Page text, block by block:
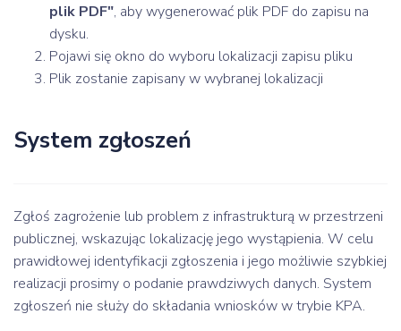
plik PDF", aby wygenerować plik PDF do zapisu na
dysku.
Pojawi się okno do wyboru lokalizacji zapisu pliku
Plik zostanie zapisany w wybranej lokalizacji
System zgłoszeń
Zgłoś zagrożenie lub problem z infrastrukturą w przestrzeni
publicznej, wskazując lokalizację jego wystąpienia. W celu
prawidłowej identyfikacji zgłoszenia i jego możliwie szybkiej
realizacji prosimy o podanie prawdziwych danych. System
zgłoszeń nie służy do składania wniosków w trybie KPA.